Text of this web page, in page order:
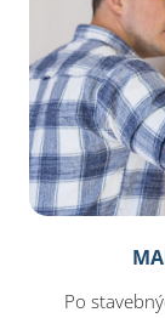
Po